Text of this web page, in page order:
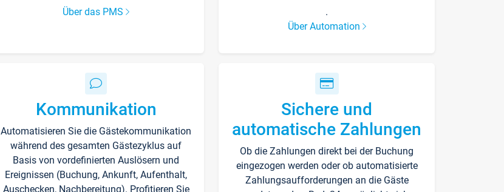
Über das PMS
.
Über Automation
Kommunikation
Automatisieren Sie die Gästekommunikation
während des gesamten Gästezyklus auf
Basis von vordefinierten Auslösern und
Ereignissen (Buchung, Ankunft, Aufenthalt,
Auschecken, Nachbereitung). Profitieren Sie
Sichere und
automatische Zahlungen
Ob die Zahlungen direkt bei der Buchung
eingezogen werden oder ob automatisierte
Zahlungsaufforderungen an die Gäste